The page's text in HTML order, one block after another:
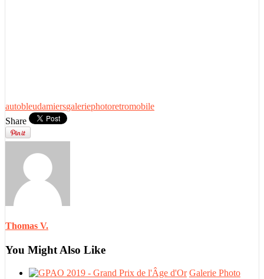
autobleudamiersgaleriephotoretromobile
Share
Thomas V.
You Might Also Like
Galerie Photo